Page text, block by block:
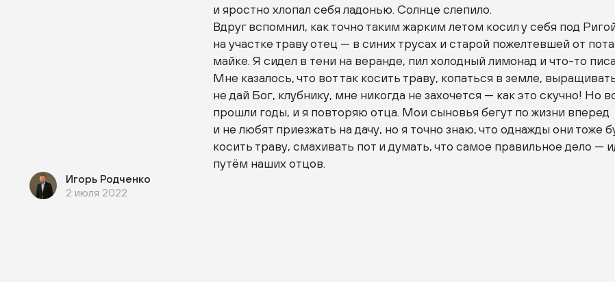
и яростно хлопал себя ладонью. Солнце слепило.
Вдруг вспомнил, как точно таким жарким летом косил у себя под
на участке траву отец — в синих трусах и старой пожелтевшей от пота
майке. Я сидел в тени на веранде, пил холодный лимонад ичто-то
Мне казалось, что вот так косить траву, копаться в земле,
не дай Бог, клубнику, мне никогда не захочется — как это скучно! Но
прошли годы, и я повторяю отца. Мои сыновья бегут по жизни вперед
и не любят приезжать на дачу, но я точно знаю, что однажды они тоже
косить траву, смахивать пот и думать, что самое правильное дело —
путём наших отцов.
Игорь Родченко
2 июля 2022